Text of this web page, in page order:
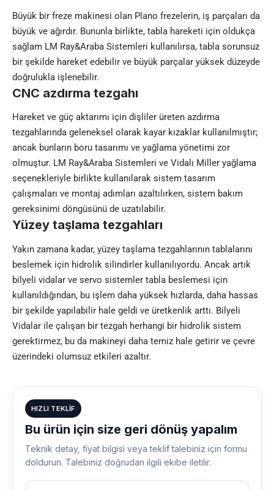
Büyük bir freze makinesi olan Plano frezelerin, iş parçaları da
büyük ve ağırdır. Bununla birlikte, tabla hareketi için oldukça
sağlam LM Ray&Araba Sistemleri kullanılırsa, tabla sorunsuz
bir şekilde hareket edebilir ve büyük parçalar yüksek düzeyde
doğrulukla işlenebilir.
CNC azdırma tezgahı
Hareket ve güç aktarımı için dişliler üreten azdırma
tezgahlarında geleneksel olarak kayar kızaklar kullanılmıştır;
ancak bunların boru tasarımı ve yağlama yönetimi zor
olmuştur. LM Ray&Araba Sistemleri ve Vidalı Miller yağlama
seçenekleriyle birlikte kullanılarak sistem tasarım
çalışmaları ve montaj adımları azaltılırken, sistem bakım
gereksinimi döngüsünü de uzatılabilir.
Yüzey taşlama tezgahları
Yakın zamana kadar, yüzey taşlama tezgahlarının tablalarını
beslemek için hidrolik silindirler kullanılıyordu. Ancak artık
bilyeli vidalar ve servo sistemler tabla beslemesi için
kullanıldığından, bu işlem daha yüksek hızlarda, daha hassas
bir şekilde yapılabilir hale geldi ve üretkenlik arttı. Bilyeli
Vidalar ile çalışan bir tezgah herhangi bir hidrolik sistem
gerektirmez, bu da makineyi daha temiz hale getirir ve çevre
üzerindeki olumsuz etkileri azaltır.
HIZLI TEKLIF
Bu ürün için size geri dönüş yapalım
Teknik detay, fiyat bilgisi veya teklif talebiniz için formu
doldurun. Talebiniz doğrudan ilgili ekibe iletilir.